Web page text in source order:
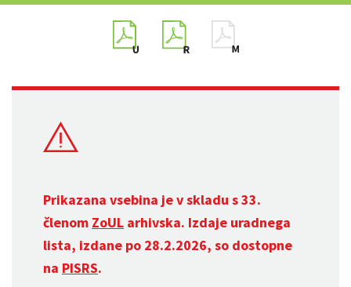
Prikazana vsebina je v skladu s 33.
členom ZoUL arhivska. Izdaje uradnega
lista, izdane po 28.2.2026, so dostopne
na PISRS.